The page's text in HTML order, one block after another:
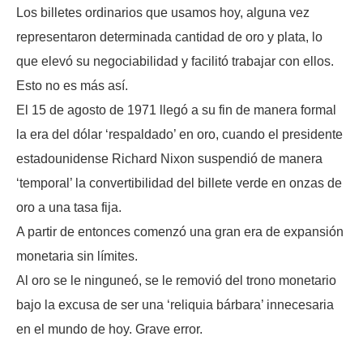
Los billetes ordinarios que usamos hoy, alguna vez
representaron determinada cantidad de oro y plata, lo
que elevó su negociabilidad y facilitó trabajar con ellos.
Esto no es más así.
El 15 de agosto de 1971 llegó a su fin de manera formal
la era del dólar ‘respaldado’ en oro, cuando el presidente
estadounidense Richard Nixon suspendió de manera
‘temporal’ la convertibilidad del billete verde en onzas de
oro a una tasa fija.
A partir de entonces comenzó una gran era de expansión
monetaria sin límites.
Al oro se le ninguneó, se le removió del trono monetario
bajo la excusa de ser una ‘reliquia bárbara’ innecesaria
en el mundo de hoy. Grave error.